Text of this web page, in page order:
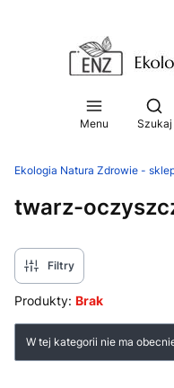
Menu Szukaj
Ekologia Natura Zdrowie -
twarz-
Filtry
Produkty: Brak
Lista produktów
W tej kategorii nie ma